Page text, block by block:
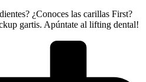
¿Conoces las carillas First?
gartis. Apúntate al lifting dental!